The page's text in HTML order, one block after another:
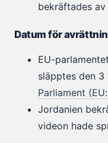
bekräftades
Datum för
EU-
släpptes den 3
Parliament
Jordanien
videon hade